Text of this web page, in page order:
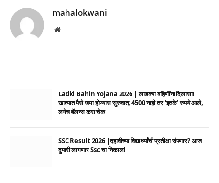
mahalokwani
Website
Ladki Bahin Yojana 2026 | लाडक्या बहिणींना दिलासा!
खात्यात पैसे जमा होण्यास सुरुवात; 4500 नाही तर ‘इतके’ रुपये आले,
लगेच बॅलन्स करा चेक
SSC Result 2026 |दहावीच्या विद्यार्थ्यांची प्रतीक्षा संपणार? आज
दुपारी लागणार Ssc चा निकाल!